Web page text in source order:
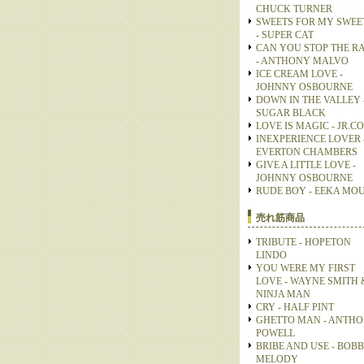
CHUCK TURNER
SWEETS FOR MY
- SUPER CAT
CAN YOU STOP THE
- ANTHONY MALVO
ICE CREAM LOVE -
JOHNNY OSBOURNE
DOWN IN THE VALLEY
SUGAR BLACK
LOVE IS MAGIC -
INEXPERIENCE LOVER
EVERTON CHAMBERS
GIVE A LITTLE LOVE -
JOHNNY OSBOURNE
RUDE BOY - EEKA
売れ筋商品
TRIBUTE - HOPETON
LINDO
YOU WERE MY FIRST
LOVE - WAYNE SMITH
NINJA MAN
CRY - HALF PINT
GHETTO MAN -
POWELL
BRIBE AND USE -
MELODY